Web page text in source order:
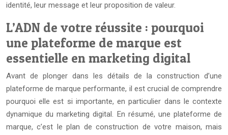
identité, leur message et leur proposition de valeur.
L’ADN de votre réussite : pourquoi
une plateforme de marque est
essentielle en marketing digital
Avant de plonger dans les détails de la construction d’une
plateforme de marque performante, il est crucial de comprendre
pourquoi elle est si importante, en particulier dans le contexte
dynamique du marketing digital. En résumé, une plateforme de
marque, c’est le plan de construction de votre maison, mais